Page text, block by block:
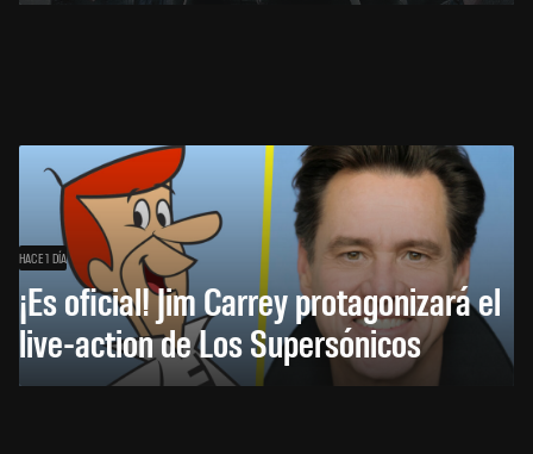
HACE 1 DÍA
¡Es oficial! Jim Carrey protagonizará el
live-action de Los Supersónicos